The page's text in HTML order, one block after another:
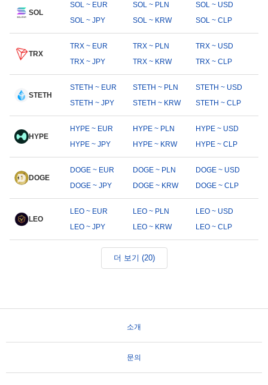
SOL
SOL ~ EUR SOL ~ PLN
SOL ~ USD
SOL ~ JPY
SOL ~ KRW SOL ~ CLP
TRX
TRX ~ EUR TRX ~ PLN
TRX ~ USD
TRX ~ JPY
TRX ~ KRW TRX ~ CLP
STETH
STETH ~ EUR STETH ~ PLN
STETH ~ USD
STETH ~ JPY
STETH ~ KRW STETH ~ CLP
HYPE
HYPE ~ EUR HYPE ~ PLN
HYPE ~ USD
HYPE ~ JPY
HYPE ~ KRW HYPE ~ CLP
DOGE
DOGE ~ EUR DOGE ~ PLN
DOGE ~ USD
DOGE ~ JPY
DOGE ~ KRW DOGE ~ CLP
LEO
LEO ~ EUR LEO ~ PLN
LEO ~ USD
LEO ~ JPY
LEO ~ KRW LEO ~ CLP
더 보기 (20)
소개
문의